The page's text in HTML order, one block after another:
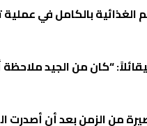
تم تسليم حوالي 100 عائلة
“كان من الجيد
من الزمن بعد أن